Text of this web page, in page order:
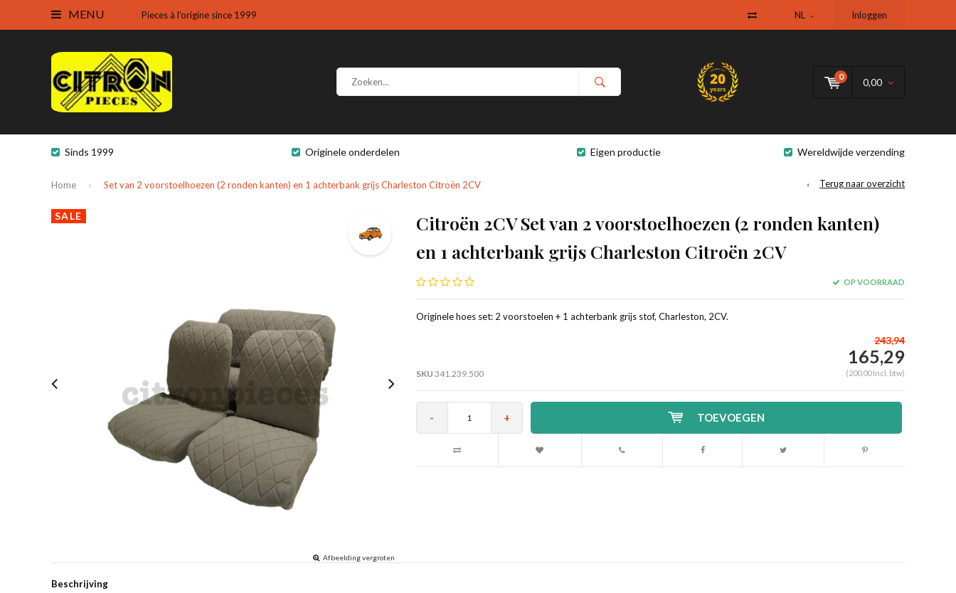
MENU Pieces à l'origine since 1999 NL Inloggen
0
0,00
Sinds 1999 Originele onderdelen Eigen productie Wereldwijde verzending
Home Set van 2 voorstoelhoezen (2 ronden kanten) en 1 achterbank grijs Charleston Citroën 2CV Terug naar overzicht
SALE
Afbeelding vergroten
Citroën 2CV Set van 2 voorstoelhoezen (2 ronden kanten)
en 1 achterbank grijs Charleston Citroën 2CV
OP VOORRAAD
Originele hoes set: 2 voorstoelen + 1 achterbank grijs stof, Charleston, 2CV.
SKU 341.239.500
243,94
165,29
(200,00 Incl. btw)
- + TOEVOEGEN
Beschrijving